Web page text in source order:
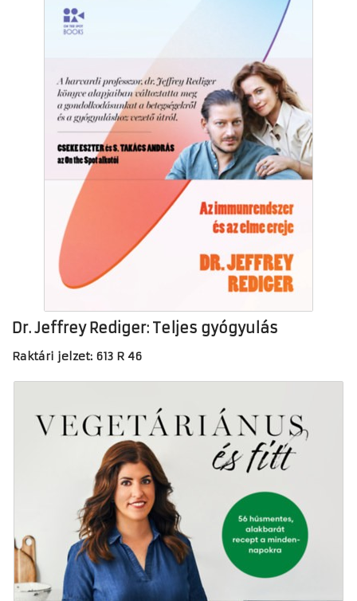
Dr. Jeffrey Rediger: Teljes gyógyulás
Raktári jelzet: 613 R 46